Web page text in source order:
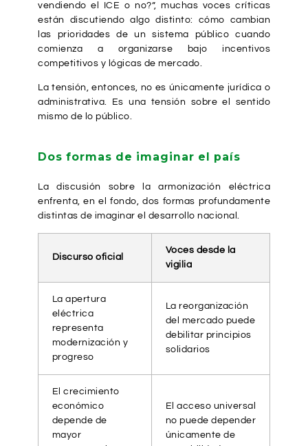
vendiendo el ICE o no?”, muchas voces críticas
están discutiendo algo distinto: cómo cambian
las prioridades de un sistema público cuando
comienza a organizarse bajo incentivos
competitivos y lógicas de mercado.
La tensión, entonces, no es únicamente jurídica o
administrativa. Es una tensión sobre el sentido
mismo de lo público.
Dos formas de imaginar el país
La discusión sobre la armonización eléctrica
enfrenta, en el fondo, dos formas profundamente
distintas de imaginar el desarrollo nacional.
Discurso oficial
Voces desde la
vigilia
La apertura
eléctrica
representa
modernización y
progreso
La reorganización
del mercado puede
debilitar principios
solidarios
El crecimiento
económico
depende de
mayor
El acceso universal
no puede depender
únicamente de